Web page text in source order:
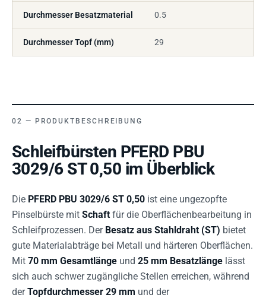
Durchmesser Besatzmaterial 0.5
Durchmesser Topf (mm) 29
PRODUKTBESCHREIBUNG
Schleifbürsten PFERD PBU
3029/6 ST 0,50 im Überblick
Die PFERD PBU 3029/6 ST 0,50 ist eine ungezopfte
Pinselbürste mit Schaft für die Oberflächenbearbeitung in
Schleifprozessen. Der Besatz aus Stahldraht (ST) bietet
gute Materialabträge bei Metall und härteren Oberflächen.
Mit 70 mm Gesamtlänge und 25 mm Besatzlänge lässt
sich auch schwer zugängliche Stellen erreichen, während
derTopfdurchmesser 29 mm und der